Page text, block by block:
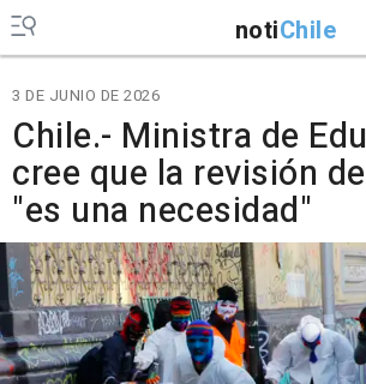
notiChile
3 DE JUNIO DE 2026
Chile.- Ministra de
cree que la revisión
"es una necesidad"